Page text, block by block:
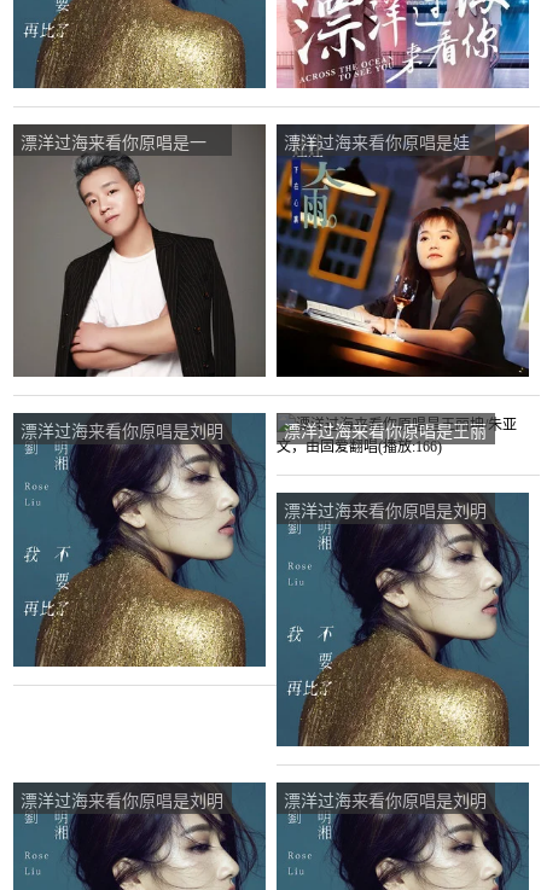
漂洋过海来看你原唱是一
修，由爱快乐凯歌翻唱(播
漂洋过海来看你原唱是娃
娃，由苹果 翻唱(播放:75)
漂洋过海来看你原唱是刘明
湘，由炫舞丽翻唱(播
放:89)
漂洋过海来看你原唱是王丽
坤/朱亚文，由固爱翻唱(播
放:166)
漂洋过海来看你原唱是刘明
湘，由春日芳菲翻唱(播
放:17)
漂洋过海来看你原唱是刘明
湘，由微尘翻唱(播放:164)
漂洋过海来看你原唱是刘明
湘，由开心每天翻唱(播
放:117)